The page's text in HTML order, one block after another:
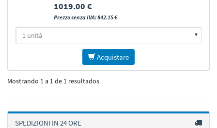
1019.00 €
Prezzo senza IVA: 842.15 €
Acquistare
Mostrando 1 a 1 de 1 resultados
SPEDIZIONI IN 24 ORE